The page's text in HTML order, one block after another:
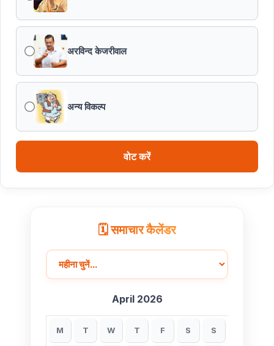
एफएसएल भर्ती-2026 का अंतिम परिणाम घोषित
विकसित मध्यप्रदेश-2047’ की वित्तीय रूपरेखा तैयार
28 के बजट अनुमान तथा वित्तीय वर्ष 2028-29, 2029-30 के
लिए रोलिंग बजट की तैयारी हेतु बजट कार्यक्रम
अरविन्द केजरीवाल
अन्य विकल्प
वोट करें
🗓️ समाचार कैलेंडर
April 2026
M T W T F S S